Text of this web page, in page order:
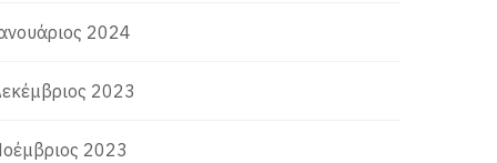
2024
2023
2023